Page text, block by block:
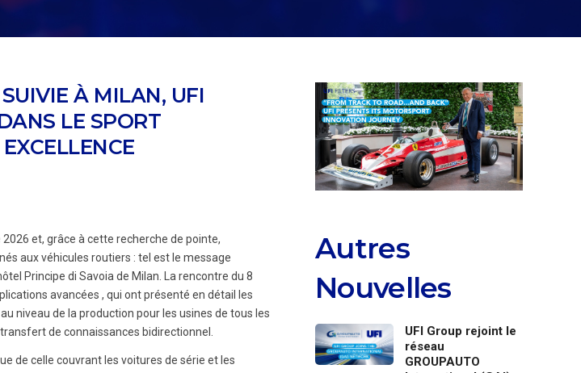
SUIVIE À MILAN, UFI
LE SPORT
et, grâce à cette recherche de pointe,
aux véhicules routiers : tel est le message
Principe di Savoia de Milan. La rencontre du 8
avancées , qui ont présenté en détail les
niveau de la production pour les usines de tous les
de connaissances bidirectionnel.
de celle couvrant les voitures de série et les
Autres
Nouvelles
UFI Group rejoint le
réseau
GROUPAUTO